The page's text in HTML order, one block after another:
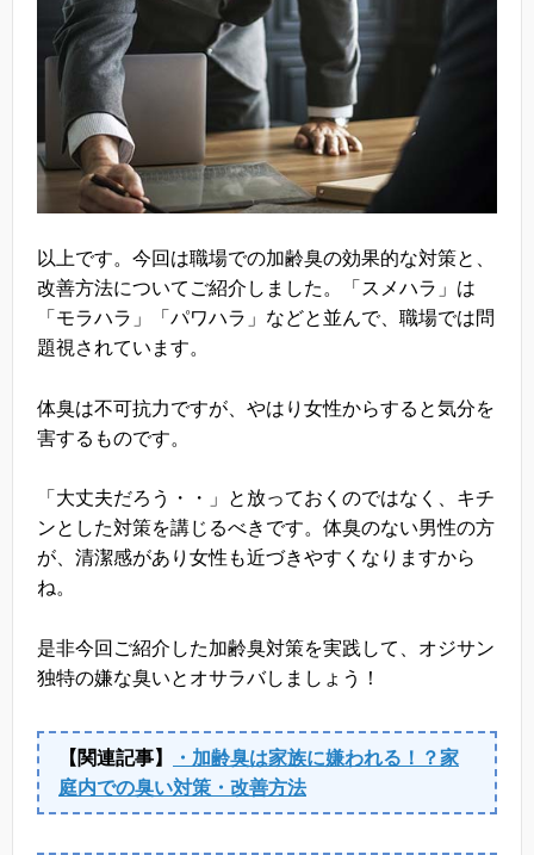
以上です。今回は職場での加齢臭の効果的な対策と、
改善方法についてご紹介しました。「スメハラ」は
「モラハラ」「パワハラ」などと並んで、職場では問
題視されています。
体臭は不可抗力ですが、やはり女性からすると気分を
害するものです。
「大丈夫だろう・・」と放っておくのではなく、キチ
ンとした対策を講じるべきです。体臭のない男性の方
が、清潔感があり女性も近づきやすくなりますから
ね。
是非今回ご紹介した加齢臭対策を実践して、オジサン
独特の嫌な臭いとオサラバしましょう！
【関連記事】
・加齢臭は家族に嫌われる！？家
庭内での臭い対策・改善方法